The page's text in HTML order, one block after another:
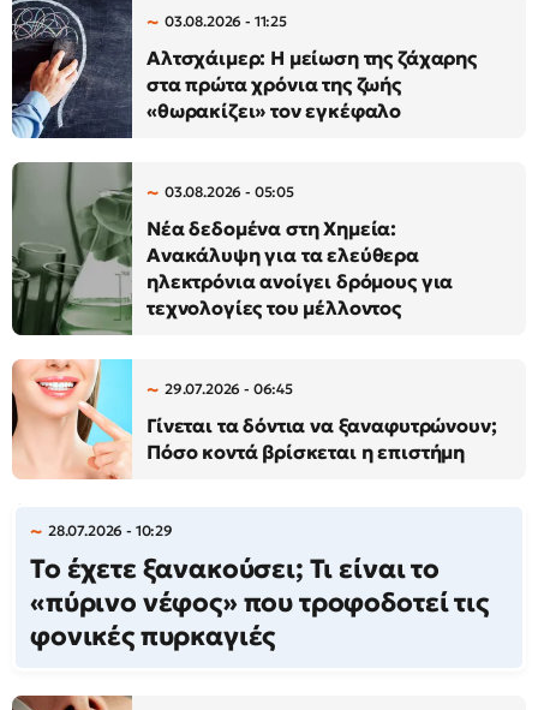
03.08.2026 - 11:25
Αλτσχάιμερ: Η μείωση της ζάχαρης
στα πρώτα χρόνια της ζωής
«θωρακίζει» τον εγκέφαλο
03.08.2026 - 05:05
Νέα δεδομένα στη Χημεία:
Ανακάλυψη για τα ελεύθερα
ηλεκτρόνια ανοίγει δρόμους για
τεχνολογίες του μέλλοντος
29.07.2026 - 06:45
Γίνεται τα δόντια να ξαναφυτρώνουν;
Πόσο κοντά βρίσκεται η επιστήμη
28.07.2026 - 10:29
Το έχετε ξανακούσει; Τι είναι το
«πύρινο νέφος» που τροφοδοτεί τις
φονικές πυρκαγιές